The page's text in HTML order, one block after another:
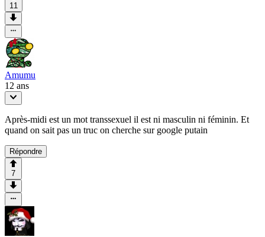
11
Amumu
12 ans
Après-midi est un mot transsexuel il est ni masculin ni féminin. Et
quand on sait pas un truc on cherche sur google putain
Répondre
7